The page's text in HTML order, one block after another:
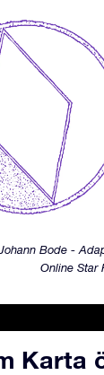
Bode -
Online Star
Karta